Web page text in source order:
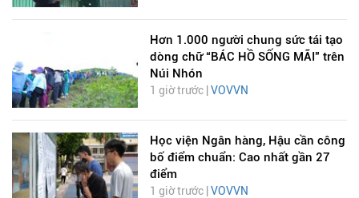
Hơn 1.000 người chung sức tái tạo
dòng chữ “BÁC HỒ SỐNG MÃI” trên
Núi Nhón
1 giờ trước | VOVVN
Học viện Ngân hàng, Hậu cần công
bố điểm chuẩn: Cao nhất gần 27
điểm
1 giờ trước | VOVVN